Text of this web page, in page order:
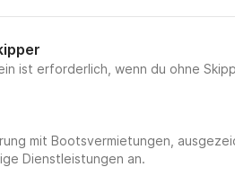
ist erforderlich, wenn du ohne
mit Bootsvermietungen,
Dienstleistungen an.